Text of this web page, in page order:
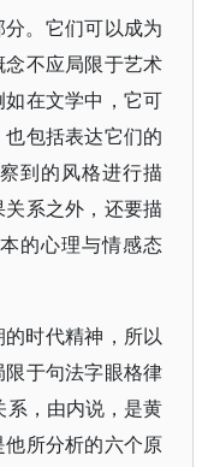
。它们可以成为
不应局限于艺术
在文学中，它可
包括表达它们的
到的风格进行描
系之外，还要描
的心理与情感态
时代精神，所以
于句法字眼格律
，由内说，是黄
所分析的六个原